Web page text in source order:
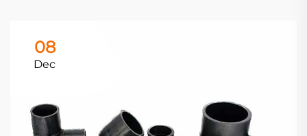
08
Dec